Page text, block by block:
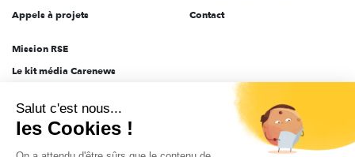
Appels à projets
Contact
Mission RSE
Le kit média Carenews
AEF info
Novethic
Salut c'est nous...
les Cookies !